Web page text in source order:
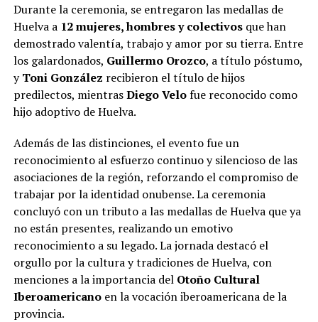
Durante la ceremonia, se entregaron las medallas de
Huelva a 12 mujeres, hombres y colectivosque han
demostrado valentía, trabajo y amor por su tierra. Entre
los galardonados, Guillermo Orozco, a título póstumo,
yToni González recibieron el título de hijos
predilectos, mientrasDiego Velofue reconocido como
hijo adoptivo de Huelva.
Además de las distinciones, el evento fue un
reconocimiento al esfuerzo continuo y silencioso de las
asociaciones de la región, reforzando el compromiso de
trabajar por la identidad onubense. La ceremonia
concluyó con un tributo a las medallas de Huelva que ya
no están presentes, realizando un emotivo
reconocimiento a su legado. La jornada destacó el
orgullo por la cultura y tradiciones de Huelva, con
menciones a la importancia del Otoño Cultural
Iberoamericanoen la vocación iberoamericana de la
provincia.